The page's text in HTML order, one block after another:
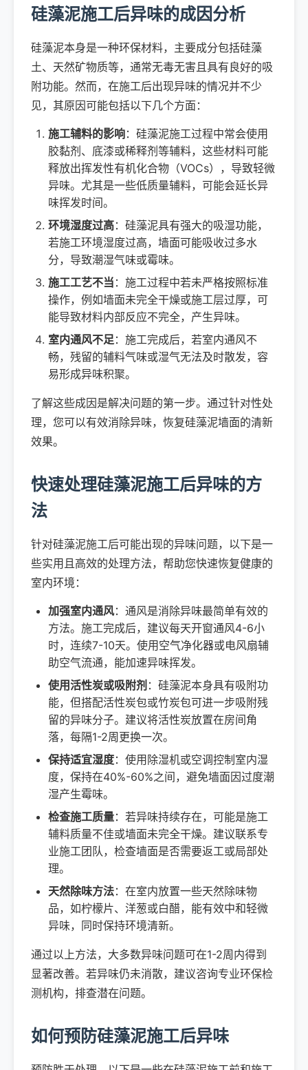
硅藻泥施工后异味的成因分析
硅藻泥本身是一种环保材料，主要成分包括硅藻
土、天然矿物质等，通常无毒无害且具有良好的吸
附功能。然而，在施工后出现异味的情况并不少
见，其原因可能包括以下几个方面：
施工辅料的影响：硅藻泥施工过程中常会使用
胶黏剂、底漆或稀释剂等辅料，这些材料可能
释放出挥发性有机化合物（VOCs），导致轻微
异味。尤其是一些低质量辅料，可能会延长异
味挥发时间。
环境湿度过高：硅藻泥具有强大的吸湿功能，
若施工环境湿度过高，墙面可能吸收过多水
分，导致潮湿气味或霉味。
施工工艺不当 ：施工过程中若未严格按照标准
操作，例如墙面未完全干燥或施工层过厚，可
能导致材料内部反应不完全，产生异味。
室内通风不足：施工完成后，若室内通风不
畅，残留的辅料气味或湿气无法及时散发，容
易形成异味积聚。
了解这些成因是解决问题的第一步。通过针对性处
理，您可以有效消除异味，恢复硅藻泥墙面的清新
效果。
快速处理硅藻泥施工后异味的方
法
针对硅藻泥施工后可能出现的异味问题，以下是一
些实用且高效的处理方法，帮助您快速恢复健康的
室内环境：
加强室内通风：通风是消除异味最简单有效的
方法。施工完成后，建议每天开窗通风4-6小
时，连续7-10天。使用空气净化器或电风扇辅
助空气流通，能加速异味挥发。
使用活性炭或吸附剂 ：硅藻泥本身具有吸附功
能，但搭配活性炭包或竹炭包可进一步吸附残
留的异味分子。建议将活性炭放置在房间角
落，每隔1-2周更换一次。
保持适宜湿度：使用除湿机或空调控制室内湿
度，保持在40%-60%之间，避免墙面因过度潮
湿产生霉味。
检查施工质量：若异味持续存在，可能是施工
辅料质量不佳或墙面未完全干燥。建议联系专
业施工团队，检查墙面是否需要返工或局部处
理。
天然除味方法：在室内放置一些天然除味物
品，如柠檬片、洋葱或白醋，能有效中和轻微
异味，同时保持环境清新。
通过以上方法，大多数异味问题可在1-2周内得到
显著改善。若异味仍未消散，建议咨询专业环保检
测机构，排查潜在问题。
如何预防硅藻泥施工后异味